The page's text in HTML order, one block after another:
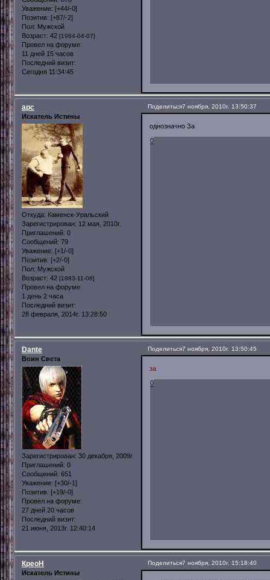
Уважение: [+44/-0]
Позитив: [+87/-2]
Пол: Мужской
Возраст: 42 [1984-04-07]
Провел на форуме:
11 дней 15 часов
Последний визит:
Сегодня 11:34:45
Поделиться7 ноября, 2010г. 13:50:37
арс
Искатель Истины
Откуда: Каменск-Уральский
Зарегистрирован: 12 мая, 2010г.
Приглашений: 0
Сообщений: 79
Уважение: [+1/-0]
Позитив: [+2/-0]
Пол: Мужской
Возраст: 42 [1983-11-08]
Провел на форуме:
1 день 2 часа
Последний визит:
28 февраля, 2014г. 13:28:50
однозначно За
0
Поделиться7 ноября, 2010г. 13:50:45
Dante
Воин Света
Зарегистрирован: 30 декабря, 2009г.
Приглашений: 0
Сообщений: 651
Уважение: [+30/-1]
Позитив: [+19/-0]
Провел на форуме:
27 дней 20 часов
Последний визит:
21 июня, 2013г. 12:40:14
за
0
Поделиться7 ноября, 2010г. 15:18:40
КреоН
Искатель Истины